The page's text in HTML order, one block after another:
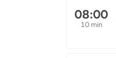
08:00
10 min